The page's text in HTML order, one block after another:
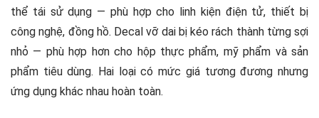
thể tái sử dụng — phù hợp cho linh kiện điện tử, thiết bị
công nghệ, đồng hồ. Decal vỡ dai bị kéo rách thành từng sợi
nhỏ — phù hợp hơn cho hộp thực phẩm, mỹ phẩm và sản
phẩm tiêu dùng. Hai loại có mức giá tương đương nhưng
ứng dụng khác nhau hoàn toàn.